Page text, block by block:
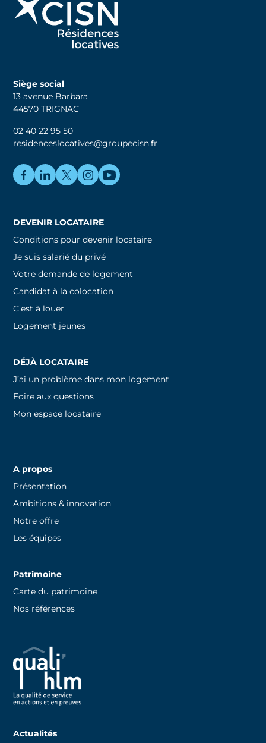
Siège social
13 avenue Barbara
44570 TRIGNAC
02 40 22 95 50
residenceslocatives@groupecisn.fr
DEVENIR LOCATAIRE
Conditions pour devenir locataire
Je suis salarié du privé
Votre demande de logement
Candidat à la colocation
C’est à louer
Logement jeunes
DÉJÀ LOCATAIRE
J’ai un problème dans mon logement
Foire aux questions
Mon espace locataire
A propos
Présentation
Ambitions & innovation
Notre offre
Les équipes
Patrimoine
Carte du patrimoine
Nos références
Actualités